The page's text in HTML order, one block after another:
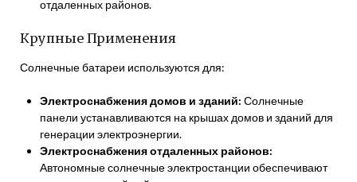
отдаленных районов.
Крупные Применения
Солнечные батареи используются для:
Электроснабжения домов и зданий: Солнечные
панели устанавливаются на крышах домов и зданий для
генерации электроэнергии.
Электроснабжения отдаленных районов:
Автономные солнечные электростанции обеспечивают